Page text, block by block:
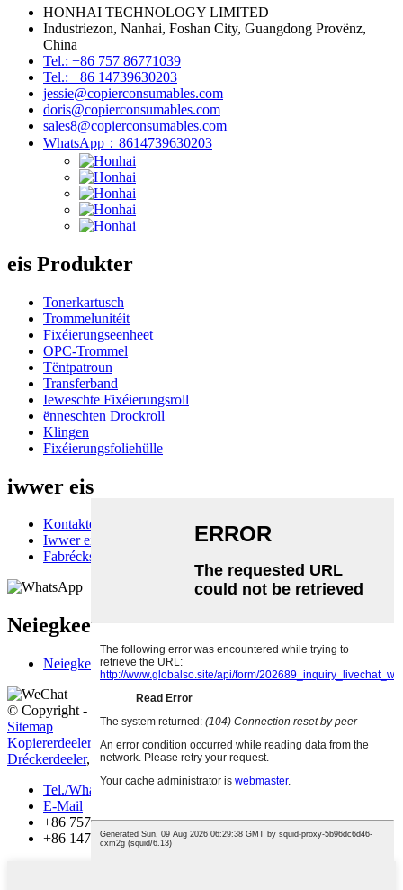
HONHAI TECHNOLOGY LIMITED
Industriezon, Nanhai, Foshan City, Guangdong Provënz,
China
Tel.: +86 757 86771039
Tel.: +86 14739630203
jessie@copierconsumables.com
doris@copierconsumables.com
sales8@copierconsumables.com
WhatsApp：8614739630203
eis Produkter
Tonerkartusch
Trommelunitéit
Fixéierungseenheet
OPC-Trommel
Tëntpatroun
Transferband
Ieweschte Fixéierungsroll
ënneschten Drockroll
Klingen
Fixéierungsfoliehülle
iwwer eis
Kontaktéiert eis
Iwwer eis
Fabréckstour
Neiegkeeten
Neiegkeeten
© Copyright - 2010-2022: All Rechter reservéiert.
Sitemap
Kopiererdeeler
Büroversammlung,Ersatzaccessoiren,Büromaterial
Dréckerdeeler, Büroverbrauchsartikelen,
Tel./Whatsapp
E-Mail
+86 757 86771039
+86 14739630203